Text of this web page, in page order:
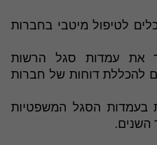
לטיפול מיטבי בחברות
את עמדות סגל הרשות
להכללת דוחות של חברות
בעמדות הסגל המשפטיות